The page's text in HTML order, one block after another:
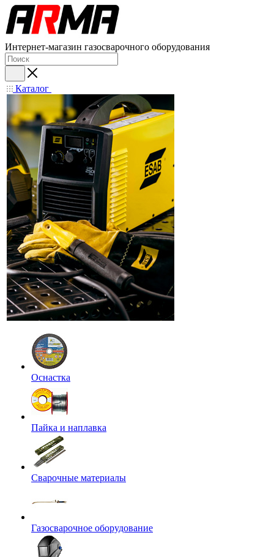
Интернет-магазин газосварочного оборудования
Каталог
Оснастка
Пайка и наплавка
Сварочные материалы
Газосварочное оборудование